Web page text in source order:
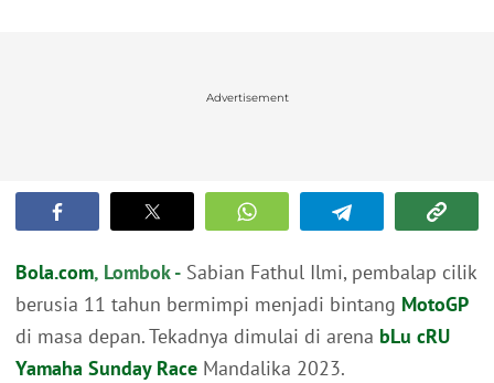
Advertisement
Bola.com, Lombok - Sabian Fathul Ilmi, pembalap cilik
berusia 11 tahun bermimpi menjadi bintang MotoGP
di masa depan. Tekadnya dimulai di arena bLu cRU
Yamaha Sunday Race Mandalika 2023.